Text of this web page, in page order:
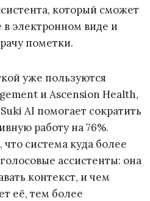
который сможет
электронном виде и
пометки.
уже пользуются
и Ascension Health,
AI помогает сократить
работу на 76%.
система куда более
ассистенты: она
контекст, и чем
её, тем более